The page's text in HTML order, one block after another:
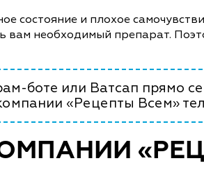
состояние и плохое
вам необходимый препарат.
боте или Ватсап прямо
«Рецепты Всем»